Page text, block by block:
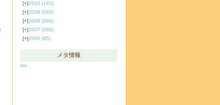
[+]2010 (143)
[+]2009 (246)
[+]2008 (266)
[+]2007 (296)
[+]2006 (85)
メタ情報
rss